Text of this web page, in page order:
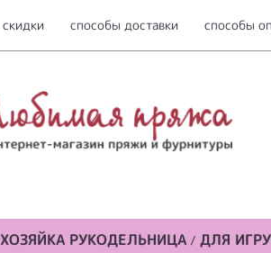
скидки способы доставки способы
ХОЗЯЙКА РУКОДЕЛЬНИЦА / ДЛЯ